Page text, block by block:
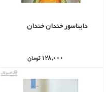
دايناسور خندان خندان
128,000 تومان